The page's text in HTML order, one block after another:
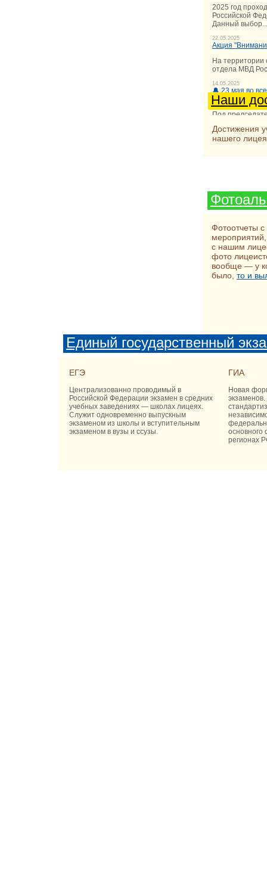
2025 год
Российской
Данный
22.05.2025
Акция
На территории
отдела МВД
14.05.2025
🔔 23 мая во
начнётся
Под
вопросу...
Наши
Достижения
нашего лицея
Фотоотчеты с
с нашим
фото
вообще — у
было, то и
Единый государственный
ЕГЭ
Централизованно проводимый в
Российской Федерации экзамен в средних
учебных заведениях — школах лицеях.
Служит одновременно выпускным
экзаменом из школы и вступительным
экзаменом в вузы и ссузы.
ГИА
Новая
основного
регионах